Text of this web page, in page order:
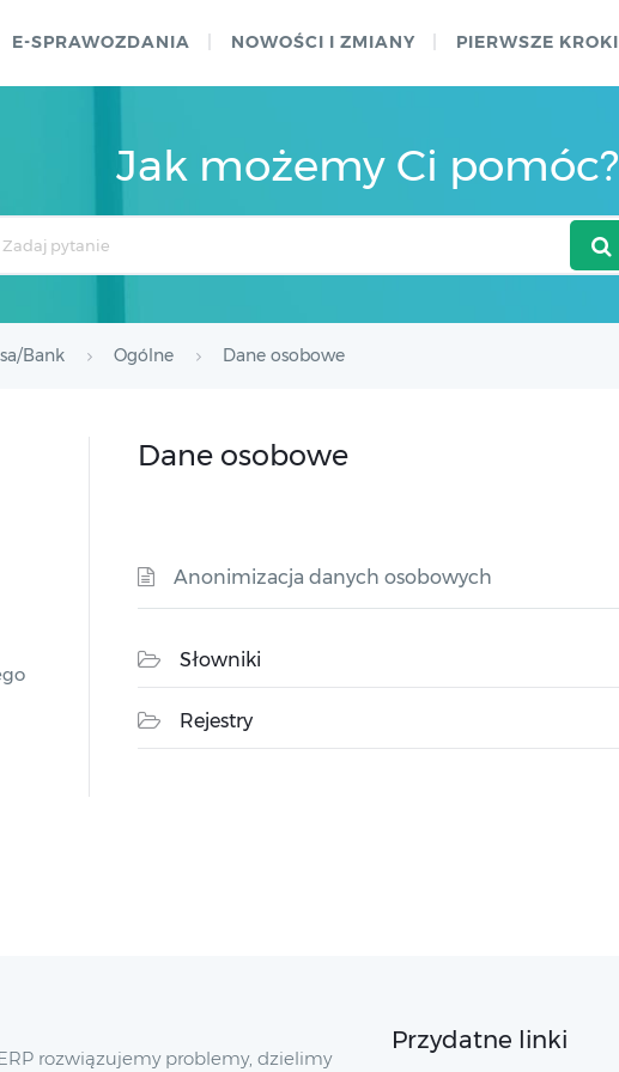
E-SPRAWOZDANIA NOWOŚCI I ZMIANY PIERWSZE KROKI
Jak możemy Ci pomóc?
Bank Ogólne Dane osobowe
Dane osobowe
Anonimizacja danych osobowych
Słowniki
Rejestry
rozwiązujemy problemy, dzielimy
Przydatne linki